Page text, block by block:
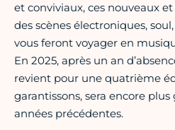
et conviviaux, ces nouveaux
des scènes électroniques,
vous feront voyager en
En 2025, après un an
revient pour une quatrième
garantissons, sera encore
années précédentes.